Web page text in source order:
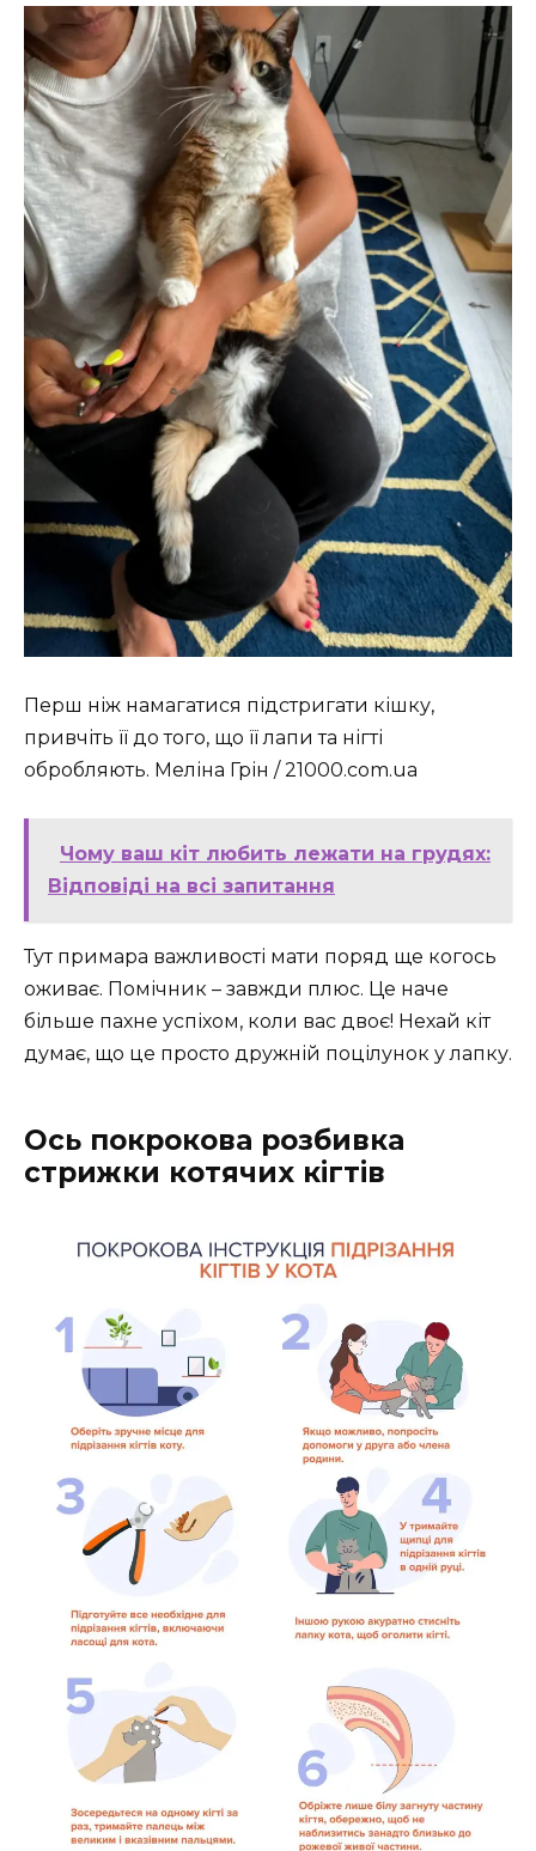
Перш ніж намагатися підстригати кішку,
привчіть її до того, що її лапи та нігті
обробляють. Меліна Грін / 21000.com.ua
Чому ваш кіт любить лежати на грудях:
Відповіді на всі запитання
Тут примара важливості мати поряд ще когось
оживає. Помічник – завжди плюс. Це наче
більше пахне успіхом, коли вас двоє! Нехай кіт
думає, що це просто дружній поцілунок у лапку.
Ось покрокова розбивка
стрижки котячих кігтів